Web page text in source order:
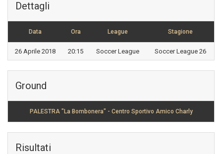
Dettagli
Data Ora League Stagione
26 Aprile 2018 20:15 Soccer League Soccer League 26
Ground
PALESTRA "La Bombonera" - Centro Sportivo Amico Charly
Risultati